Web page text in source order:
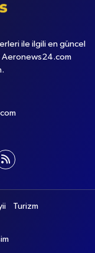
ile ilgili en güncel
Aeronews24.com
Turizm